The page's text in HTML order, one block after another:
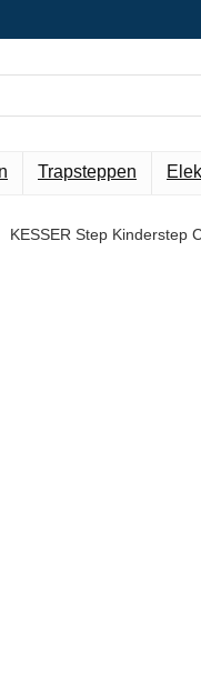
Trapsteppen
KESSER Step Kinderstep